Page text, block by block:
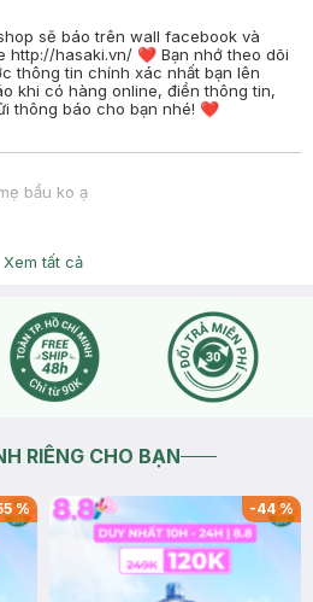
sẽ báo trên wall facebook và
http://hasaki.vn/ ❤ Bạn nhớ theo dõi
thông tin chính xác nhất bạn lên
khi có hàng online, điền thông tin,
thông báo cho bạn nhé! ❤
bầu ko ạ
sử dụng có thể gây hại cho mẹ
con bú thì trước khi sử dụng bất kỳ
vào da hoặc qua đường uống bạn
sĩ phụ sản nhé, vì đây cũng ko phải
bạn hỏi ý kiến bác sĩ để đảm bảo
Xem tất cả
RIÊNG CHO BẠN
% -44%